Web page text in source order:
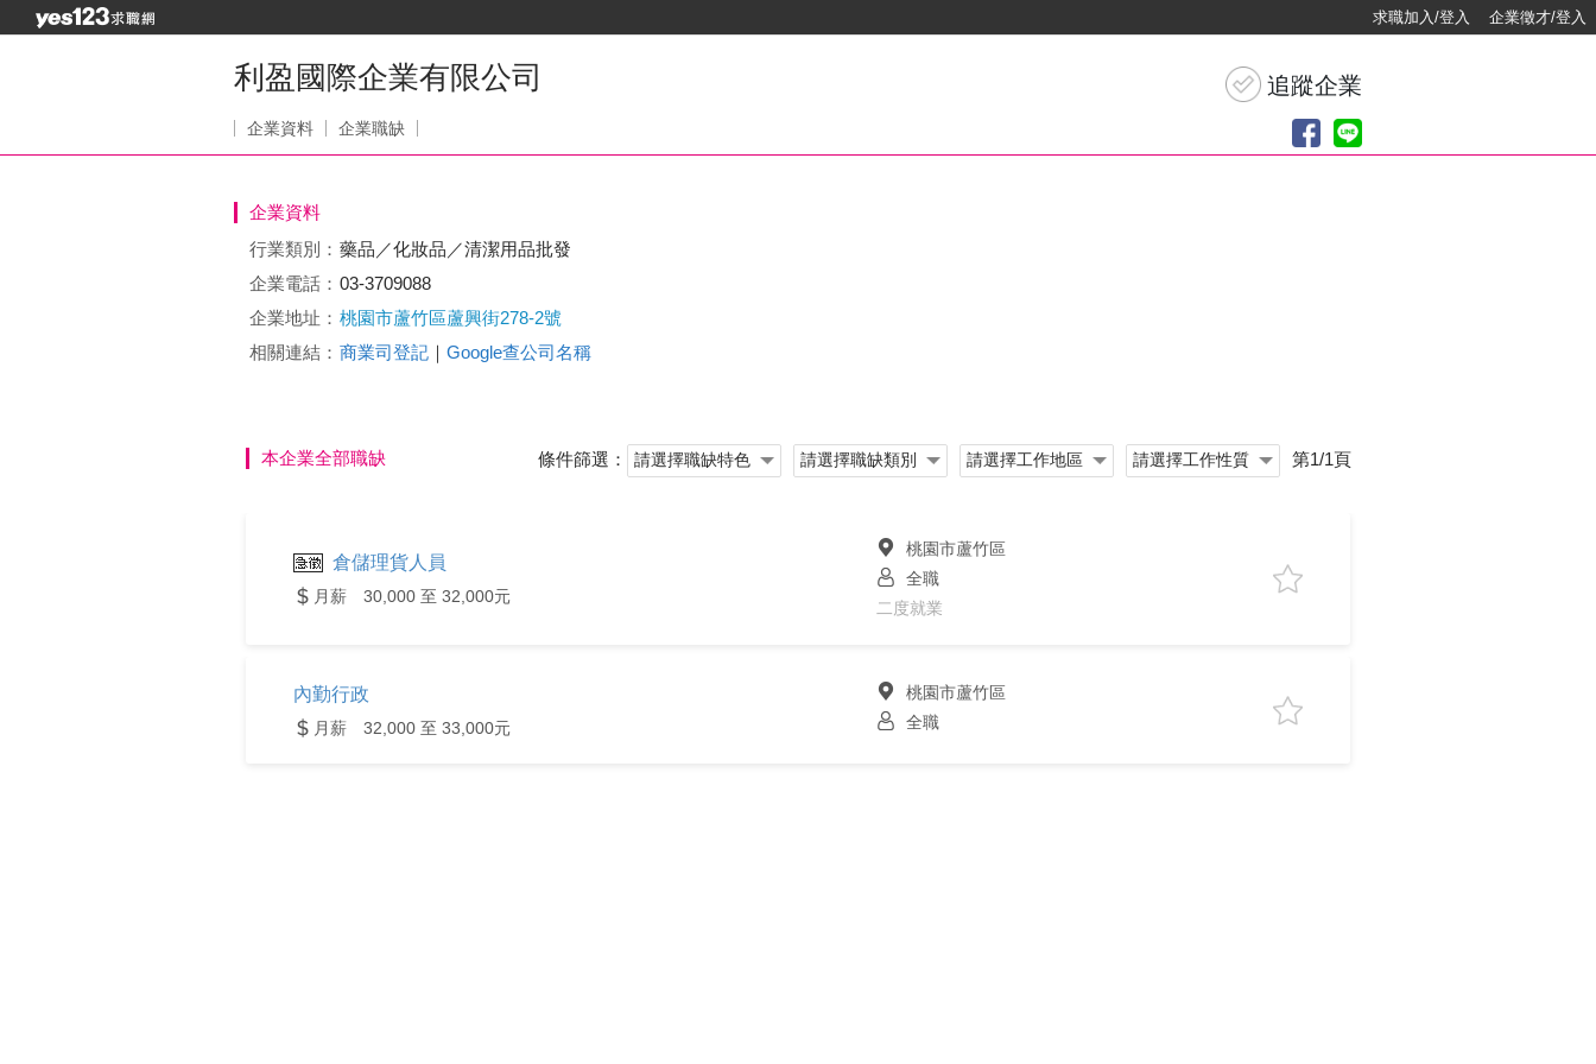
求職加入/登入 企業徵才/登入
利盈國際企業有限公司
企業資料 企業職缺
企業資料
行業類別： 藥品／化妝品／清潔用品批發
企業電話： 03-3709088
企業地址： 桃園市蘆竹區蘆興街278-2號
相關連結： 商業司登記 ｜ Google查公司名稱
本企業全部職缺 條件篩選： 第1/1頁
倉儲理貨人員
月薪 30,000 至 32,000元
桃園市蘆竹區
全職
二度就業
內勤行政
月薪 32,000 至 33,000元
桃園市蘆竹區
全職